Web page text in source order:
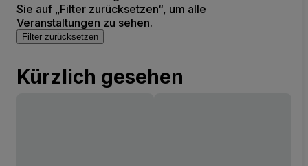
Sie auf „Filter zurücksetzen“, um alle
Veranstaltungen zu sehen.
Filter zurücksetzen
Kürzlich gesehen